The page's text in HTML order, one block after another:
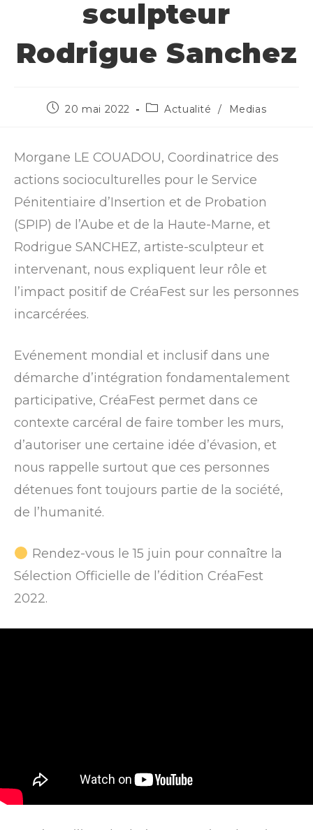
sculpteur
Rodrigue Sanchez
20 mai 2022 Actualité / Medias
Morgane LE COUADOU, Coordinatrice des
actions socioculturelles pour le Service
Pénitentiaire d’Insertion et de Probation
(SPIP) de l’Aube et de la Haute-Marne, et
Rodrigue SANCHEZ, artiste-sculpteur et
intervenant, nous expliquent leur rôle et
l’impact positif de CréaFest sur les personnes
incarcérées.
Evénement mondial et inclusif dans une
démarche d’intégration fondamentalement
participative, CréaFest permet dans ce
contexte carcéral de faire tomber les murs,
d’autoriser une certaine idée d’évasion, et
nous rappelle surtout que ces personnes
détenues font toujours partie de la société,
de l’humanité.
Rendez-vous le 15 juin pour connaître la
Sélection Officielle de l’édition CréaFest
2022.